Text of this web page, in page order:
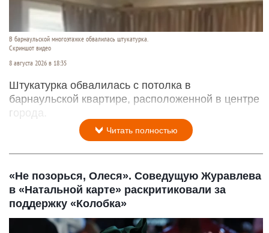
В барнаульской многоэтажке обвалилась штукатурка.
Скриншот видео
8 августа 2026 в 18:35
Штукатурка обвалилась с потолка в
барнаульской квартире, расположенной в центре
города.
Читать полностью
«Не позорься, Олеся». Соведущую Журавлева
в «Натальной карте» раскритиковали за
поддержку «Колобка»